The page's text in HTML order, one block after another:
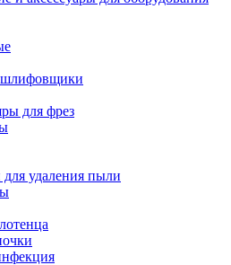
для фрез
удаления пыли